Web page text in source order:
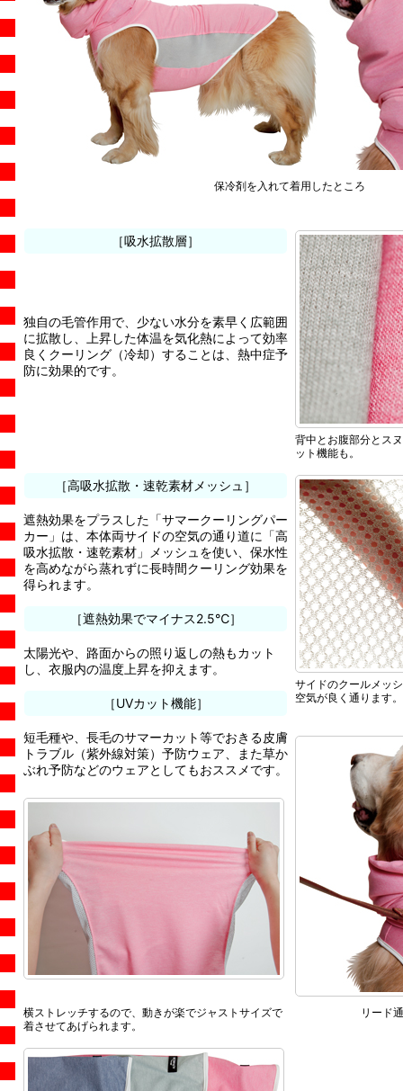
保冷剤を入れて着用したところ
［吸水拡散層］
背中とお腹部分とス
ット機能も。
独自の毛管作用で、少ない水分を素早く広範囲
に拡散し、上昇した体温を気化熱によって効率
良くクーリング（冷却）することは、熱中症予
防に効果的です。
［高吸水拡散・速乾素材メッシュ］
サイドのクールメッ
空気が良く通ります。
遮熱効果をプラスした「サマークーリングパー
カー」は、本体両サイドの空気の通り道に「高
吸水拡散・速乾素材」メッシュを使い、保水性
を高めながら蒸れずに長時間クーリング効果を
得られます。
［遮熱効果でマイナス2.5℃］
太陽光や、路面からの照り返しの熱もカット
し、衣服内の温度上昇を抑えます。
［UVカット機能］
短毛種や、長毛のサマーカット等でおきる皮膚
トラブル（紫外線対策）予防ウェア、また草か
ぶれ予防などのウェアとしてもおススメです。
横ストレッチするので、動きが楽でジャストサイズで
着させてあげられます。
リード